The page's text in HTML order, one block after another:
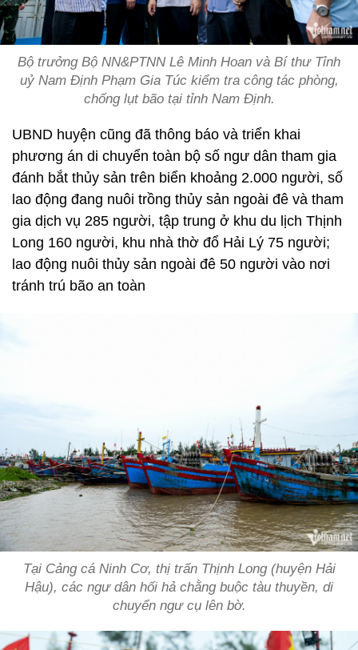
Bộ trưởng Bộ NN&PTNN Lê Minh Hoan và Bí thư Tỉnh
uỷ Nam Định Phạm Gia Túc kiểm tra công tác phòng,
chống lụt bão tại tỉnh Nam Định.
UBND huyện cũng đã thông báo và triển khai
phương án di chuyển toàn bộ số ngư dân tham gia
đánh bắt thủy sản trên biển khoảng 2.000 người, số
lao động đang nuôi trồng thủy sản ngoài đê và tham
gia dịch vụ 285 người, tập trung ở khu du lịch Thịnh
Long 160 người, khu nhà thờ đổ Hải Lý 75 người;
lao động nuôi thủy sản ngoài đê 50 người vào nơi
tránh trú bão an toàn
Tại Cảng cá Ninh Cơ, thị trấn Thịnh Long (huyện Hải
Hậu), các ngư dân hối hả chằng buộc tàu thuyền, di
chuyển ngư cụ lên bờ.